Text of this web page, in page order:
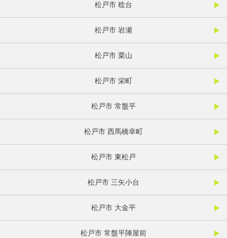
松戸市 稔台
松戸市 岩瀬
松戸市 栗山
松戸市 栄町
松戸市 常盤平
松戸市 西馬橋幸町
松戸市 東松戸
松戸市 三矢小台
松戸市 大金平
松戸市 常盤平陣屋前